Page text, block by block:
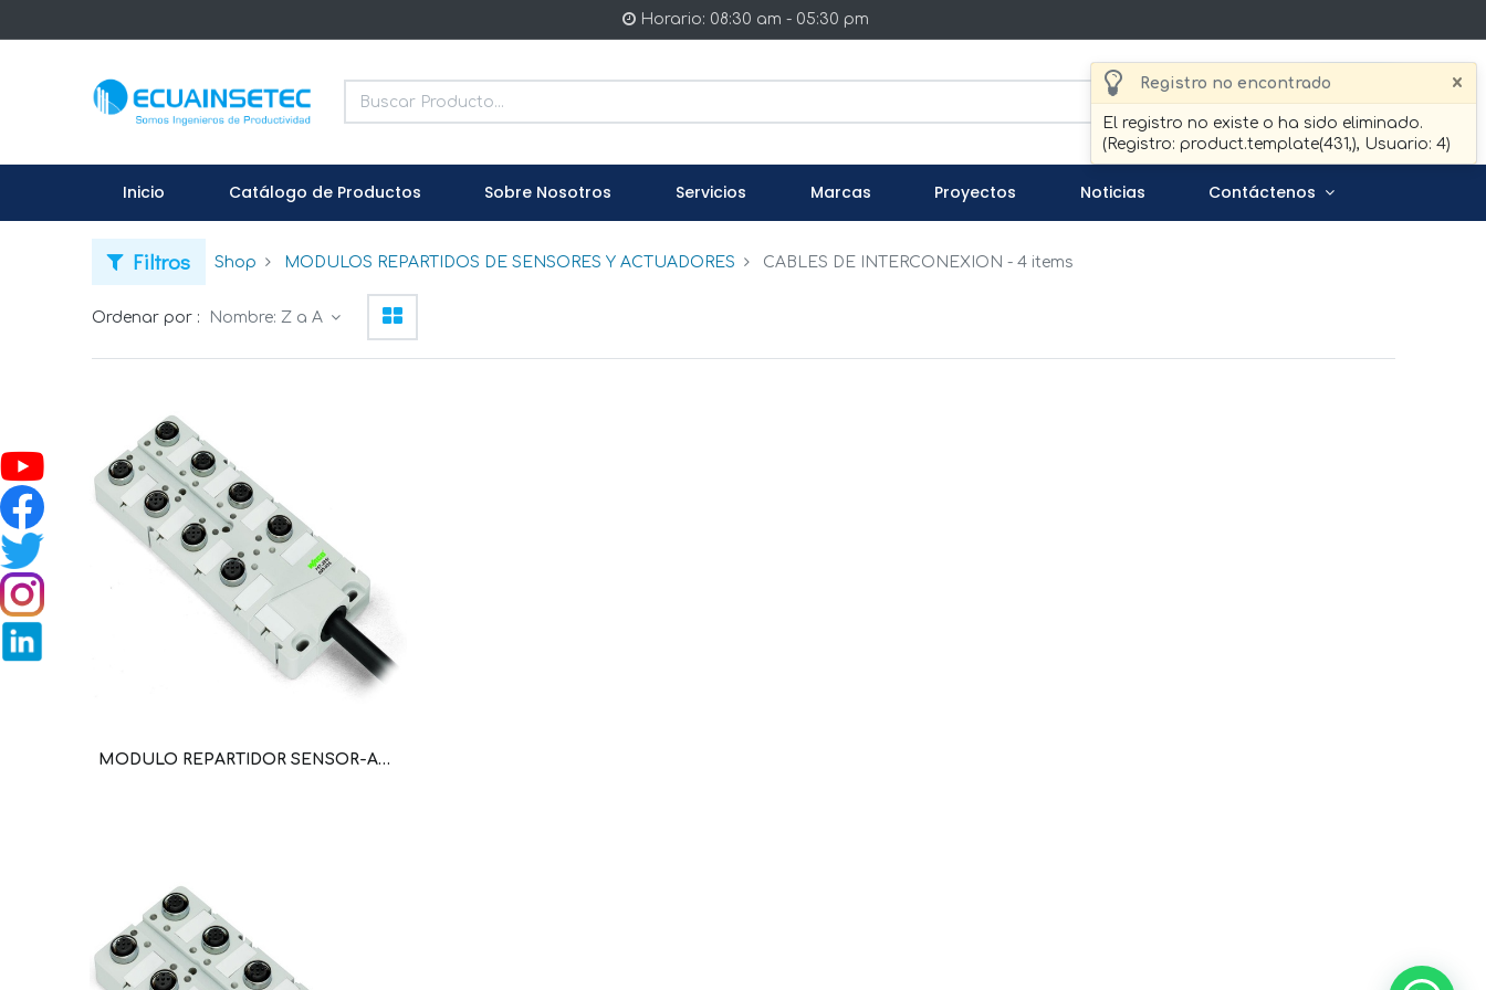
Registro no encontrado ×
El registro no existe o ha sido eliminado.
(Registro: product.template(431,), Usuario: 4)
Horario: 08:30 am - 05:30 pm
Buscar
Inicio Catálogo de Productos Sobre Nosotros Servicios Marcas Proyectos Noticias Contáctenos
Filtros Shop MODULOS REPARTIDOS DE SENSORES Y ACTUADORES CABLES DE INTERCONEXION - 4 items
Ordenar por : Nombre: Z a A
MODULO REPARTIDOR SENSOR-ACTUADOR M12; 5 POLOS; 8 CONEXIONES; CABLE DE CONEXION DE 5 M (WAG100754 / 757-285/000-005)